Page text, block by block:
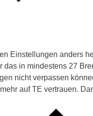
Einstellungen anders
das in mindestens 27
nicht verpassen
auf TE vertrauen.